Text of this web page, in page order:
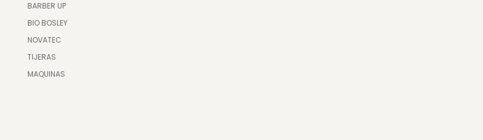
BARBER UP
BIO BOSLEY
NOVATEC
TIJERAS
MAQUINAS